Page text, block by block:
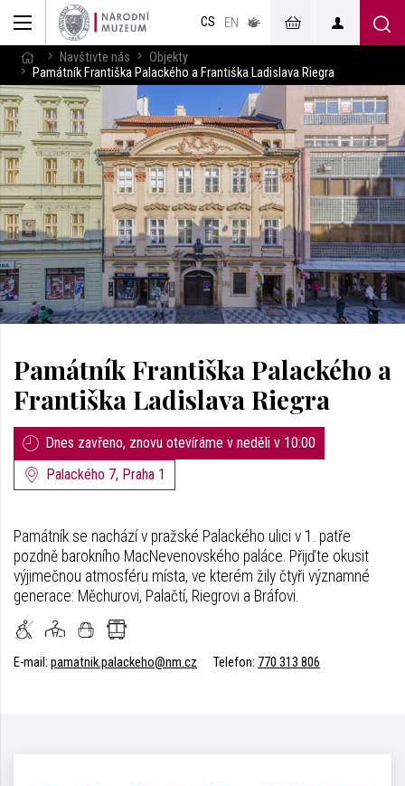
CS EN
v českém
jazyce
Navštivte nás
Objekty
Památník Františka Palackého a Františka Ladislava Riegra
Památník Františka Palackého a
Františka Ladislava Riegra
Dnes zavřeno, znovu otevíráme v neděli v 10:00
Palackého 7, Praha 1
Památník se nachází v pražské Palackého ulici v 1. patře
pozdně barokního MacNevenovského paláce. Přijďte okusit
výjimečnou atmosféru místa, ve kterém žily čtyři významné
generace: Měchurovi, Palačtí, Riegrovi a Bráfovi.
E-mail: pamatnik.palackeho@nm.cz Telefon: 770 313 806